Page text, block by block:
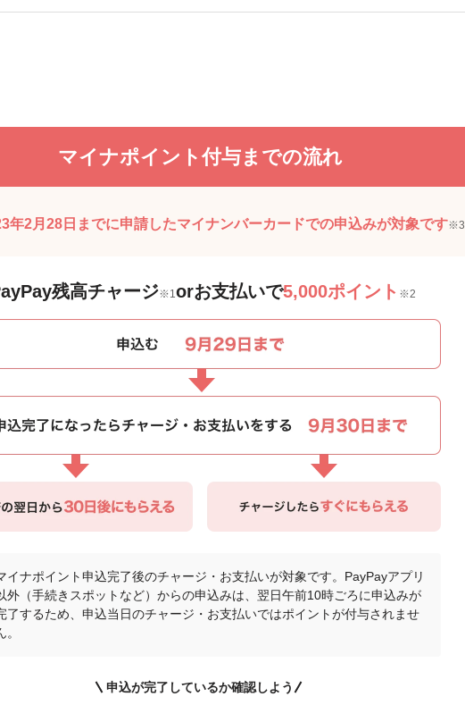
マイナポイント付与までの流れ
年2月28日までに申請したマイナンバーカードでの申込みが対象です※3
残高チャージ※1orお支払いで5,000ポイント ※2
イナポイント申込完了後のチャージ・お支払いが対象です。PayPayアプリ
外（手続きスポットなど）からの申込みは、翌日午前10時ごろに申込みが
了するため、申込当日のチャージ・お支払いではポイントが付与されませ
。
申込が完了しているか確認しよう